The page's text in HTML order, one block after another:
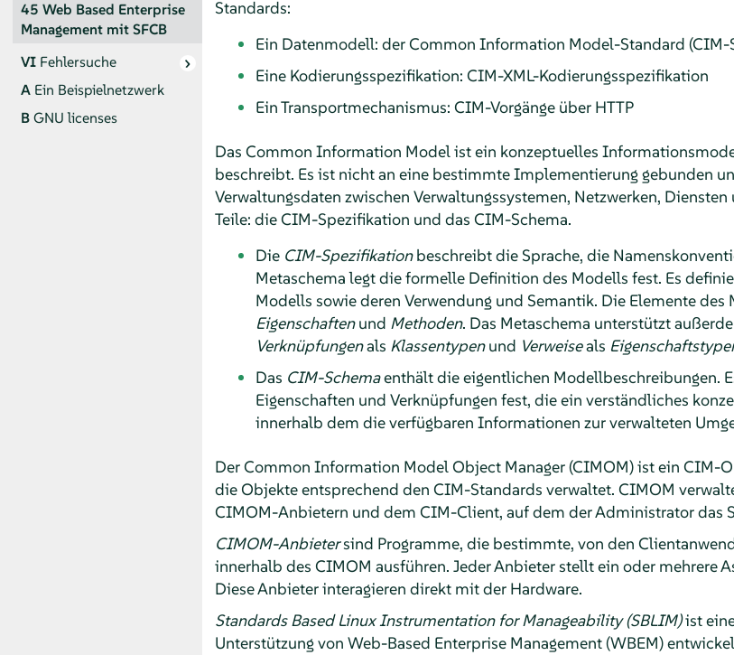
45 Web Based Enterprise
Management mit SFCB
VI Fehlersuche
A Ein Beispielnetzwerk
BGNU licenses
Standards:
Ein Datenmodell: der Common Information Model-Standard (CIM-
Eine Kodierungsspezifikation: CIM-XML-Kodierungsspezifikation
Ein Transportmechanismus: CIM-Vorgänge über HTTP
Das Common Information Model ist ein konzeptuelles
beschreibt. Es ist nicht an eine bestimmte Implementierung gebunden
Verwaltungsdaten zwischen Verwaltungssystemen, Netzwerken,
Teile: die CIM-Spezifikation und das CIM-Schema.
Die CIM-Spezifikationbeschreibt die Sprache, die
Metaschema legt die formelle Definition des Modells fest. Es
Modells sowie deren Verwendung und Semantik. Die Elemente des
Eigenschaftenund Methoden. Das Metaschema unterstützt
Verknüpfungenals Klassentypenund Verweiseals
Das CIM-Schemaenthält die eigentlichen Modellbeschreibungen.
Eigenschaften und Verknüpfungen fest, die ein verständliches
innerhalb dem die verfügbaren Informationen zur verwalteten
Der Common Information Model Object Manager (CIMOM) ist ein CIM-
die Objekte entsprechend den CIM-Standards verwaltet. CIMOM
CIMOM-Anbietern und dem CIM-Client, auf dem der Administrator das
CIMOM-Anbietersind Programme, die bestimmte, von den
innerhalb des CIMOM ausführen. Jeder Anbieter stellt ein oder mehrere
Diese Anbieter interagieren direkt mit der Hardware.
Standards Based Linux Instrumentation for Manageability (SBLIM)ist
Unterstützung von Web-Based Enterprise Management (WBEM)